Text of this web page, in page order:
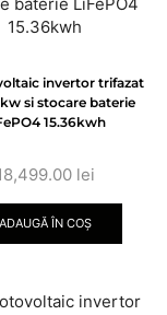
invertor trifazat
si stocare baterie
15.36kwh
lei
ADAUGĂ ÎN COȘ